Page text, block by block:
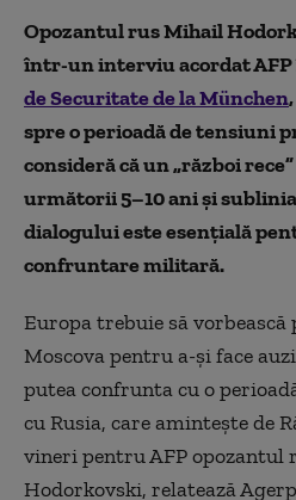
Opozantul rus Mihail
într-un interviu acordat
de Securitate de la München
spre o perioadă de tensiuni
consideră că un „război
următorii 5–10 ani și
dialogului este esențială
confruntare militară.
Europa trebuie să vorbească
Moscova pentru a-şi face
putea confrunta cu o
cu Rusia, care aminteşte de
vineri pentru AFP opozantul
Hodorkovski, relatează